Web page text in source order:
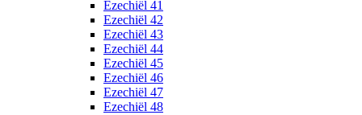
Ezechiël 41
Ezechiël 42
Ezechiël 43
Ezechiël 44
Ezechiël 45
Ezechiël 46
Ezechiël 47
Ezechiël 48